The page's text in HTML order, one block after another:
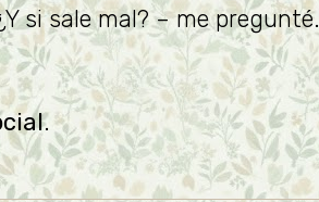
si sale mal? – me pregunté.
.